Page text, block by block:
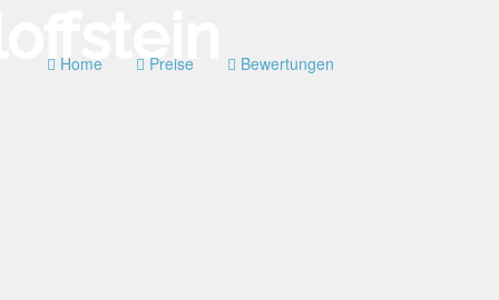
Home Preise Bewertungen